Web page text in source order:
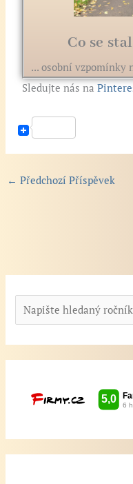
Co se
... osobní vzpomínky
Sledujte nás na
← Předchozí Příspěvek
p
i